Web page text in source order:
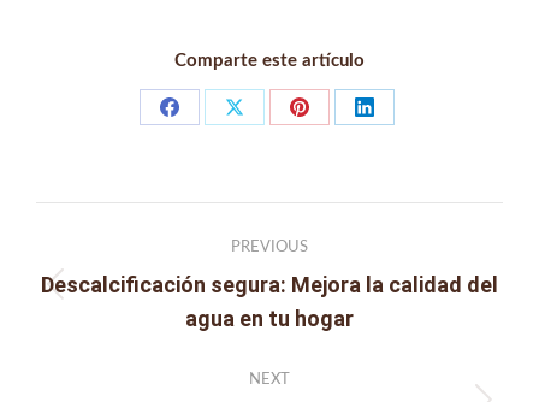
Comparte este artículo
Share
Share
Share
Share
navigation
PREVIOUS
Previous
post:
Descalcificación segura: Mejora la calidad del
agua en tu hogar
NEXT